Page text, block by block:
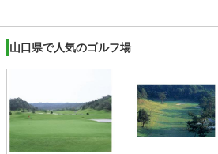
山口県で人気のゴルフ場